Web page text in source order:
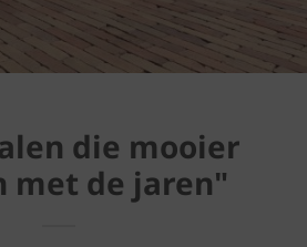
die mooier
met de jaren"